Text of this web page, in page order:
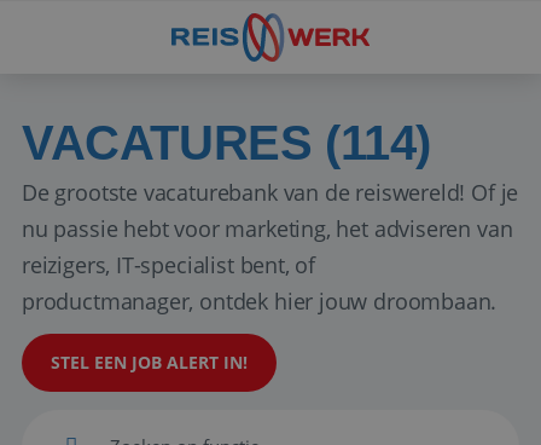
VACATURES (114)
De grootste vacaturebank van de reiswereld! Of je
nu passie hebt voor marketing, het adviseren van
reizigers, IT-specialist bent, of
productmanager, ontdek hier jouw droombaan.
STEL EEN JOB ALERT IN!